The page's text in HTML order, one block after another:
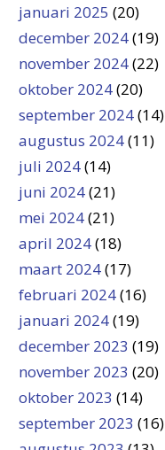
januari 2025 (20)
december 2024(19)
november 2024(22)
oktober 2024(20)
september 2024(14)
augustus 2024(11)
juli 2024(14)
juni 2024(21)
mei 2024(21)
april 2024(18)
maart 2024(17)
februari 2024(16)
januari 2024(19)
december 2023 (19)
november 2023 (20)
oktober 2023 (14)
september 2023 (16)